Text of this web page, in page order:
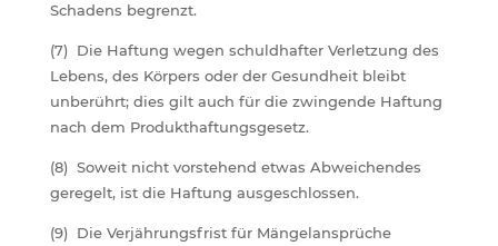
Schadens begrenzt.
(7) Die Haftung wegen schuldhafter Verletzung des
Lebens, des Körpers oder der Gesundheit bleibt
unberührt; dies gilt auch für die zwingende Haftung
nach dem Produkthaftungsgesetz.
(8) Soweit nicht vorstehend etwas Abweichendes
geregelt, ist die Haftung ausgeschlossen.
(9) Die Verjährungsfrist für Mängelansprüche